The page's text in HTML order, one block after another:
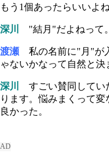
もう1個あったらいいよ
深川 "結月"だよねって。
渡瀬 私の名前に"月"が
ゃないかなって自然と決
深川
すごい賛同してい
ります。悩みまくって
良かった。